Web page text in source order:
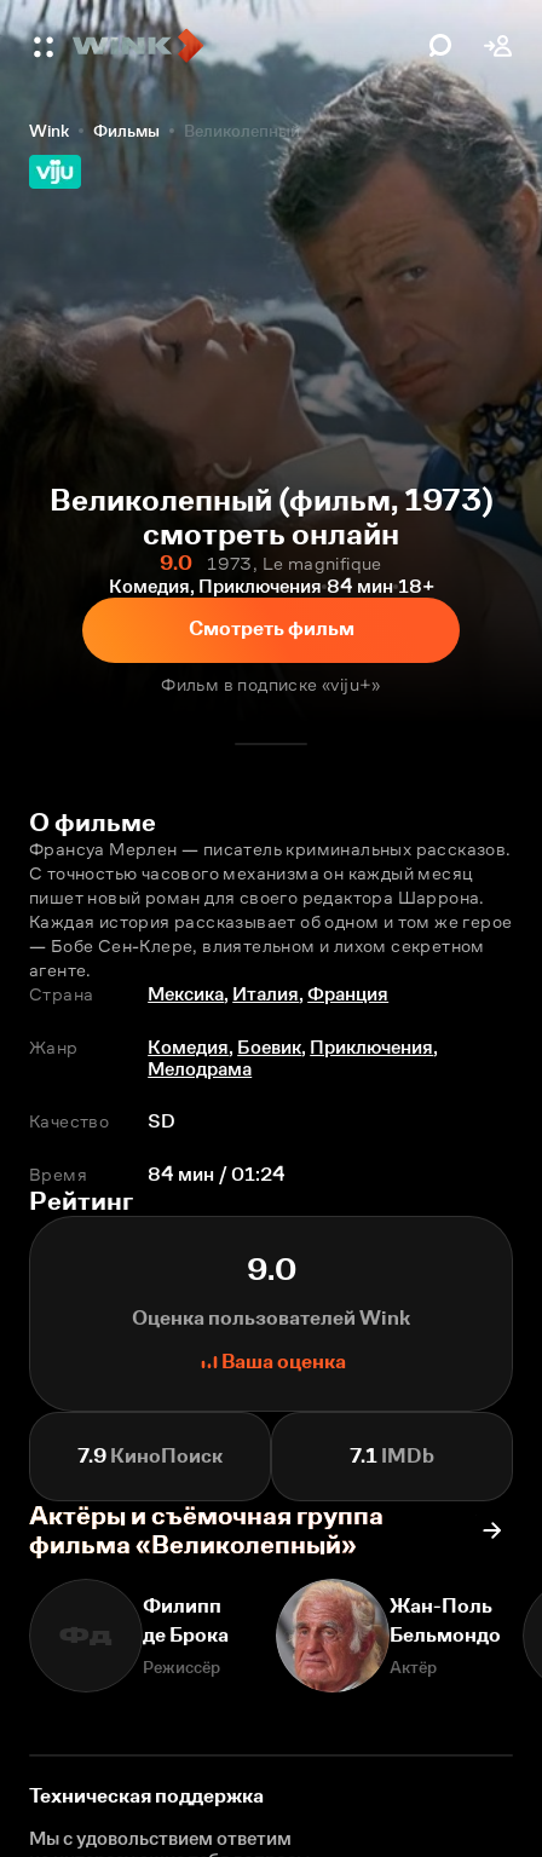
Wink Фильмы Великолепный
Великолепный (фильм, 1973)
смотреть онлайн
9.0
1973, Le magnifique
Комедия, Приключения 84 мин 18+
Смотреть фильм
Фильм в подписке «viju+»
О фильме
Франсуа Мерлен — писатель криминальных рассказов.
С точностью часового механизма он каждый месяц
пишет новый роман для своего редактора Шаррона.
Каждая история рассказывает об одном и том же герое
— Бобе Сен-Клере, влиятельном и лихом секретном
агенте.
Страна
Мексика, Италия,Франция
Жанр Комедия, Боевик, Приключения,
Мелодрама
Качество SD
Время 84 мин / 01:24
Рейтинг
9.0
Оценка пользователей Wink
Ваша оценка
7.9 КиноПоиск 7.1 IMDb
Актёры и съёмочная группа
фильма «Великолепный»
Фд
Филипп
де Брока
Режиссёр
Жан-Поль
Бельмондо
Актёр
Техническая поддержка
Мы с удовольствием ответим